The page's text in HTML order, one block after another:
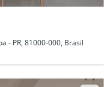
- PR, 81000-000, Brasil